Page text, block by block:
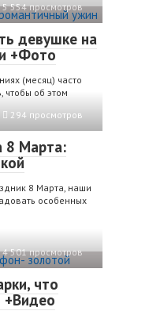
5 554 просмотров
девушке на
+Фото
(месяц) часто
чтобы об этом
294 просмотров
8 Марта:
8 Марта, наши
особенных
4 501 просмотров
что
+Видео